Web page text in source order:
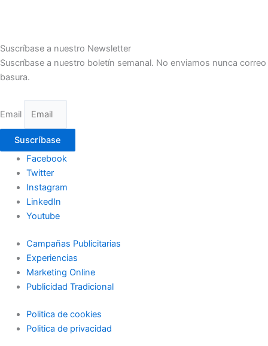
Suscríbase a nuestro Newsletter
Suscríbase a nuestro boletín semanal. No enviamos nunca correo
basura.
Email
Suscríbase
Facebook
Twitter
Instagram
LinkedIn
Youtube
Campañas Publicitarias
Experiencias
Marketing Online
Publicidad Tradicional
Politica de cookies
Politica de privacidad